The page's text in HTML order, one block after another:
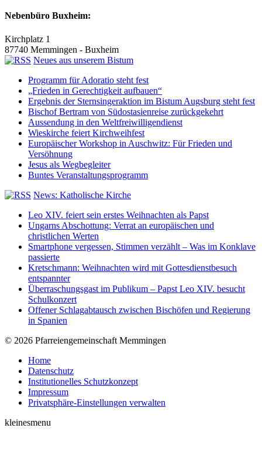
Nebenbüro Buxheim:
Kirchplatz 1
87740 Memmingen - Buxheim
Neues aus unserem Bistum
Programm für Adoratio steht fest
„Frieden in Gerechtigkeit aufbauen“
Ergebnis der Sternsingeraktion im Bistum Augsburg steht fest
Bischof Bertram von Südostasienreise zurückgekehrt
Aussendung in den Weltfreiwilligendienst
Wieskirche feiert Kirchweihfest
Europäischer Workshop in Auschwitz: Für Frieden und
Versöhnung
Jesus als Wegbegleiter
Buntes Veranstaltungsprogramm
News: Katholische Kirche
Leo XIV. feiert sein erstes Weihnachten als Papst
Ungarns Abschottung: Verrat an europäischen und
christlichen Werten
Smartphone vergessen, Stimmen verzählt – Was im Konklave
passierte
Kretschmann: Weihnachten wird mit Gottesdienstbesuch
entspannter
Überraschungsgast im Publikum – Papst Leo XIV. besucht
Schulkonzert
Offener Schlagabtausch zwischen Bischöfen und Regierung
in Spanien
© 2026 Pfarreiengemeinschaft Memmingen
Home
Datenschutz
Institutionelles Schutzkonzept
Impressum
Privatsphäre-Einstellungen verwalten
kleinesmenu